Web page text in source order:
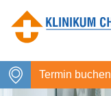
Termin buchen